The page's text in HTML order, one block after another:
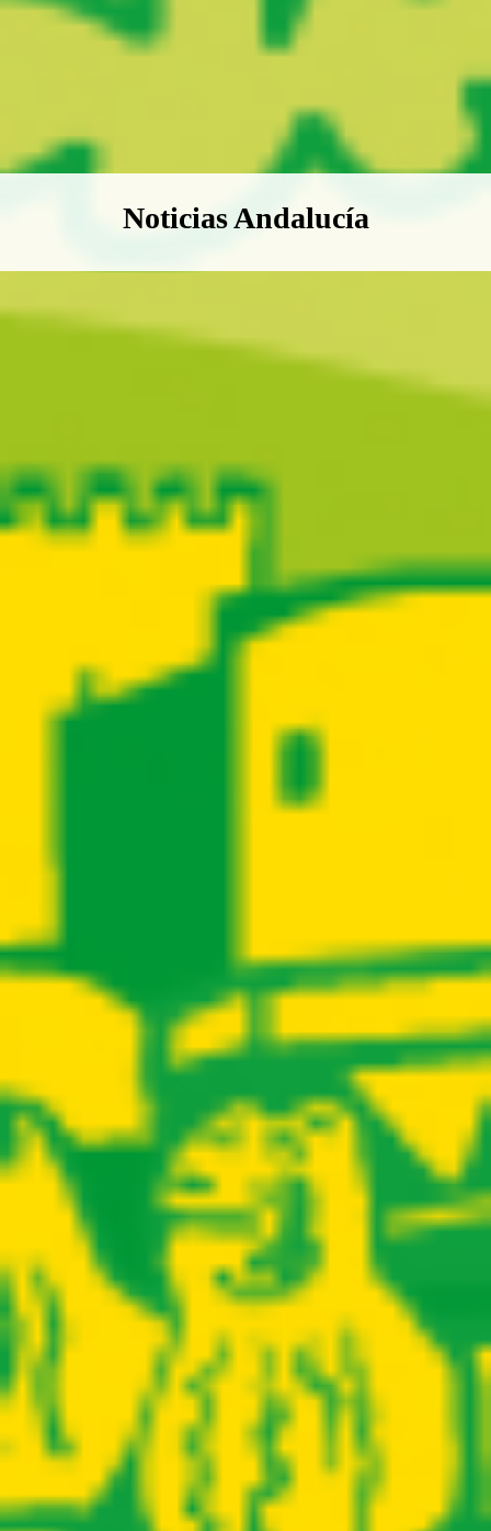
Boletín Noticias Andalucía
Noticias Andalucía